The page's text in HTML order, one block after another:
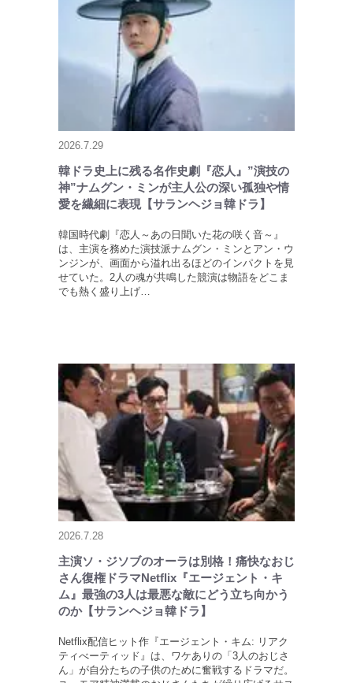
2026.7.29
韓ドラ史上に残る名作史劇『恋人』”演技の
神”ナムグン・ミンが主人公の深い孤独や情
愛を繊細に表現【サランヘジョ韓ドラ】
韓国時代劇『恋人～あの日聞いた花の咲く音～』
は、主演を務めた演技派ナムグン・ミンとアン・ウ
ンジンが、画面から溢れ出るほどのインパクトを見
せていた。2人の魂が共鳴した競演は物語をどこま
でも熱く盛り上げ…
2026.7.28
主演ソ・ジソブのオーラは別格！痛快なおじ
さん復権ドラマNetflix『エージェント・キ
ム』最強の3人は最悪な敵にどう立ち向かう
のか【サランヘジョ韓ドラ】
Netflix配信ヒット作『エージェント・キム: リアク
ティべーティッド』は、ワケありの「3人のおじさ
ん」が自分たちの子供のために奮戦するドラマだ。